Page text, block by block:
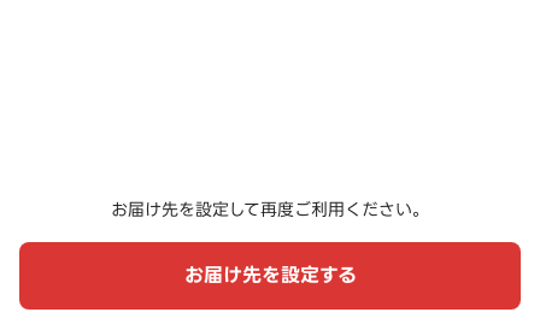
お届け先を設定して再度ご利用ください。
お届け先を設定する